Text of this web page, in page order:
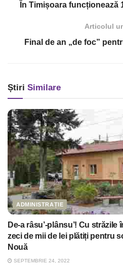
În Timișoara funcționează
Articolul
Final de an „de foc”
Știri Similare
ADMINISTRAȚIE
De-a râsu’-plânsu’! Cu
zeci de mii de lei plătiți pentru
Nouă
SEPTEMBRIE 24, 2022